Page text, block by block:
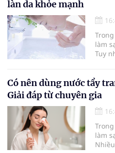
làn da khỏe mạnh
làm
Tuy
viết
quy
dẫn
được
Có nên dùng nước tẩy
Giải đáp từ chuyên gia
làm